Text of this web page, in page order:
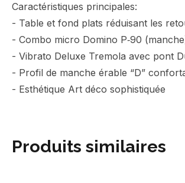
Caractéristiques principales:
- Table et fond plats réduisant les
- Combo micro Domino P‑90
- Vibrato Deluxe Tremola avec pont
- Profil de manche érable “D”
- Esthétique Art déco sophistiquée
Produits similaires